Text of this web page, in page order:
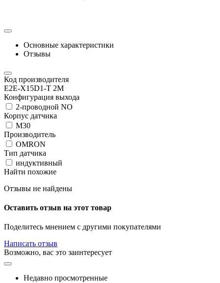
Основные характеристики
Отзывы
Код производителя
E2E-X15D1-T 2M
Конфигурация выхода
2-проводной NO
Корпус датчика
М30
Производитель
OMRON
Тип датчика
индуктивный
Найти похожие
Отзывы не найдены
Оставить отзыв на этот товар
Поделитесь мнением с другими покупателями
Написать отзыв
Возможно, вас это заинтересует
Недавно просмотренные